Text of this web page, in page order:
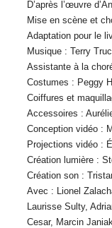
D’après l’œuvre
Mise en scène et
Adaptation pour le
Musique : Terry
Assistante à la
Costumes : Peggy
Coiffures et
Accessoires :
Conception vidéo :
Projections vidéo :
Création lumière :
Création son :
Avec : Lionel
Laurisse Sulty,
Cesar, Marcin